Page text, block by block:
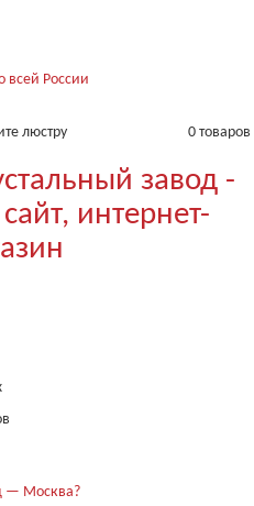
всей России
0 товаров
люстру
завод -
интернет-
— Москва?